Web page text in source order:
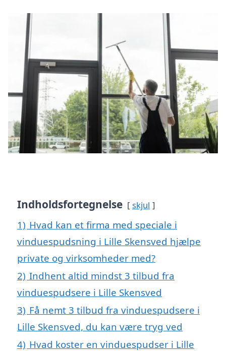
Indholdsfortegnelse skjul
1) Hvad kan et firma med speciale i
vinduespudsning i Lille Skensved hjælpe
private og virksomheder med?
2) Indhent altid mindst 3 tilbud fra
vinduespudsere i Lille Skensved
3) Få nemt 3 tilbud fra vinduespudsere i
Lille Skensved, du kan være tryg ved
4) Hvad koster en vinduespudser i Lille